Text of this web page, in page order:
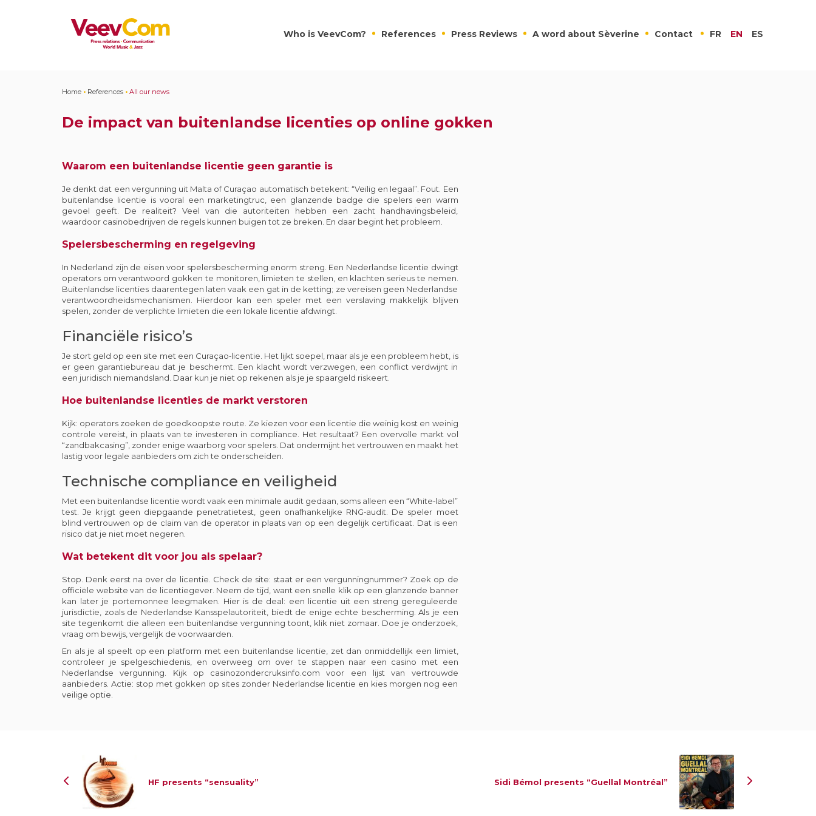
Who is VeevCom? References Press Reviews A word about Sèverine Contact FR EN ES
Home • References • All our news
De impact van buitenlandse licenties op online gokken
Waarom een buitenlandse licentie geen garantie is
Je denkt dat een vergunning uit Malta of Curaçao automatisch betekent: “Veilig en legaal”. Fout. Een
buitenlandse licentie is vooral een marketingtruc, een glanzende badge die spelers een warm
gevoel geeft. De realiteit? Veel van die autoriteiten hebben een zacht handhavingsbeleid,
waardoor casinobedrijven de regels kunnen buigen tot ze breken. En daar begint het probleem.
Spelersbescherming en regelgeving
In Nederland zijn de eisen voor spelersbescherming enorm streng. Een Nederlandse licentie dwingt
operators om verantwoord gokken te monitoren, limieten te stellen, en klachten serieus te nemen.
Buitenlandse licenties daarentegen laten vaak een gat in de ketting; ze vereisen geen Nederlandse
verantwoordheidsmechanismen. Hierdoor kan een speler met een verslaving makkelijk blijven
spelen, zonder de verplichte limieten die een lokale licentie afdwingt.
Financiële risico’s
Je stort geld op een site met een Curaçao‑licentie. Het lijkt soepel, maar als je een probleem hebt, is
er geen garantiebureau dat je beschermt. Een klacht wordt verzwegen, een conflict verdwijnt in
een juridisch niemandsland. Daar kun je niet op rekenen als je je spaargeld riskeert.
Hoe buitenlandse licenties de markt verstoren
Kijk: operators zoeken de goedkoopste route. Ze kiezen voor een licentie die weinig kost en weinig
controle vereist, in plaats van te investeren in compliance. Het resultaat? Een overvolle markt vol
“zandbakcasing”, zonder enige waarborg voor spelers. Dat ondermijnt het vertrouwen en maakt het
lastig voor legale aanbieders om zich te onderscheiden.
Technische compliance en veiligheid
Met een buitenlandse licentie wordt vaak een minimale audit gedaan, soms alleen een “White‑label”
test. Je krijgt geen diepgaande penetratietest, geen onafhankelijke RNG‑audit. De speler moet
blind vertrouwen op de claim van de operator in plaats van op een degelijk certificaat. Dat is een
risico dat je niet moet negeren.
Wat betekent dit voor jou als spelaar?
Stop. Denk eerst na over de licentie. Check de site: staat er een vergunningnummer? Zoek op de
officiële website van de licentiegever. Neem de tijd, want een snelle klik op een glanzende banner
kan later je portemonnee leegmaken. Hier is de deal: een licentie uit een streng gereguleerde
jurisdictie, zoals de Nederlandse Kansspelautoriteit, biedt de enige echte bescherming. Als je een
site tegenkomt die alleen een buitenlandse vergunning toont, klik niet zomaar. Doe je onderzoek,
vraag om bewijs, vergelijk de voorwaarden.
En als je al speelt op een platform met een buitenlandse licentie, zet dan onmiddellijk een limiet,
controleer je spelgeschiedenis, en overweeg om over te stappen naar een casino met een
Nederlandse vergunning. Kijk op casinozondercruksinfo.com voor een lijst van vertrouwde
aanbieders. Actie: stop met gokken op sites zonder Nederlandse licentie en kies morgen nog een
veilige optie.
HF presents “sensuality” Sidi Bémol presents “Guellal Montréal”